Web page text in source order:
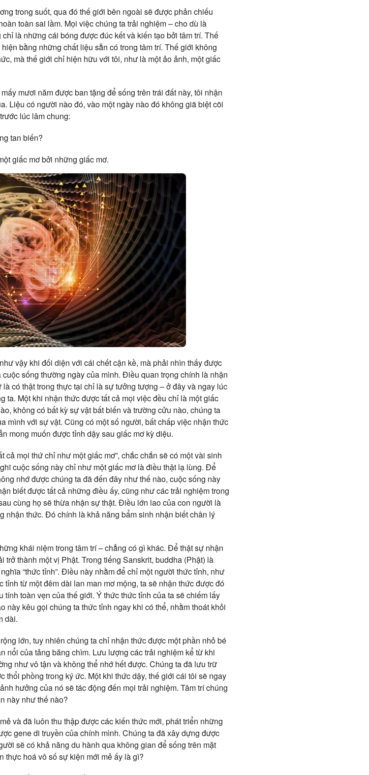
trong suốt, qua đó thế giới bên ngoài sẽ được phản chiếu
toàn sai lầm. Mọi việc chúng ta trải nghiệm – cho dù là
là những cái bóng được đúc kết và kiến tạo bởi tâm trí. Thế
bằng những chất liệu sẵn có trong tâm trí. Thế giới không
mà thế giới chỉ hiện hữu với tôi, như là một ảo ảnh, một giấc
mươi năm được ban tặng để sống trên trái đất này, tôi nhận
Liệu có người nào đó, vào một ngày nào đó không giã biệt cõi
lúc lâm chung:
tan biến?
giấc mơ bởi những giấc mơ.
vậy khi đối diện với cái chết cận kề, mà phải nhìn thấy được
sống thường ngày của mình. Điều quan trọng chính là nhận
có thật trong thực tại chỉ là sự tưởng tượng – ở đây và ngay lúc
ta. Một khi nhận thức được tất cả mọi việc đều chỉ là một giấc
không có bất kỳ sự vật bất biến và trường cửu nào, chúng ta
mình với sự vật. Cũng có một số người, bất chấp việc nhận thức
mong muốn được tỉnh dậy sau giấc mơ kỳ diệu.
cả mọi thứ chỉ như một giấc mơ”, chắc chắn sẽ có một vài sinh
cuộc sống này chỉ như một giấc mơ là điều thật lạ lùng. Để
nhớ được chúng ta đã đến đây như thế nào, cuộc sống này
biết được tất cả những điều ấy, cũng như các trải nghiệm trong
cùng họ sẽ thừa nhận sự thật. Điều lớn lao của con người là
nhận thức. Đó chính là khả năng bẩm sinh nhận biết chân lý
khái niệm trong tâm trí – chẳng có gì khác. Để thật sự nhận
thành một vị Phật. Trong tiếng Sanskrit, buddha (Phật) là
“thức tỉnh”. Điều này nhằm để chỉ một người thức tỉnh, như
từ một đêm dài lan man mơ mộng, ta sẽ nhận thức được đó
toàn vẹn của thế giới. Ý thức thức tỉnh của ta sẽ chiếm lấy
này kêu gọi chúng ta thức tỉnh ngay khi có thể, nhằm thoát khỏi
dài.
lớn, tuy nhiên chúng ta chỉ nhận thức được một phần nhỏ bé
nổi của tảng băng chìm. Lưu lượng các trải nghiệm kể từ khi
như vô tận và không thể nhớ hết được. Chúng ta đã lưu trữ
thổi phồng trong ký ức. Một khi thức dậy, thế giới cái tôi sẽ ngay
hưởng của nó sẽ tác động đến mọi trải nghiệm. Tâm trí chúng
này như thế nào?
và đã luôn thu thập được các kiến thức mới, phát triển những
gene di truyền của chính mình. Chúng ta đã xây dựng được
sẽ có khả năng du hành qua không gian để sống trên mặt
thực hoá vô số sự kiện mới mẻ ấy là gì?